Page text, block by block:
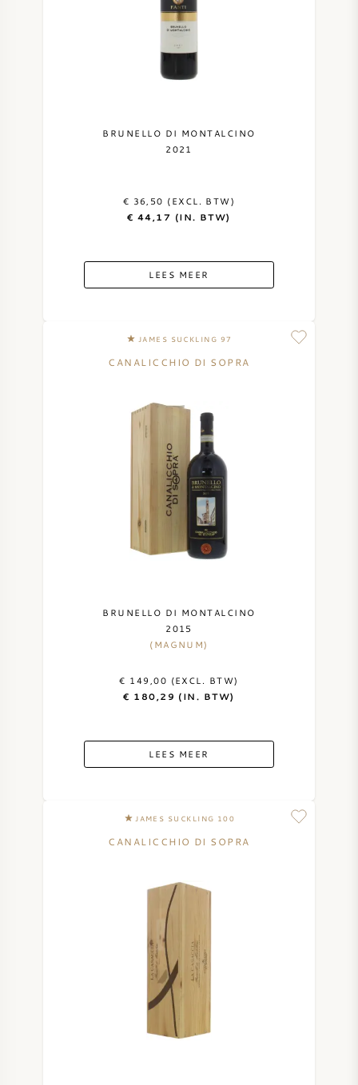
BRUNELLO DI MONTALCINO
2021
€ 36,50 (EXCL. BTW)
€ 44,17 (IN. BTW)
LEES MEER
JAMES SUCKLING 97
CANALICCHIO DI SOPRA
BRUNELLO DI MONTALCINO
2015
(MAGNUM)
€ 149,00 (EXCL. BTW)
€ 180,29 (IN. BTW)
LEES MEER
JAMES SUCKLING 100
CANALICCHIO DI SOPRA